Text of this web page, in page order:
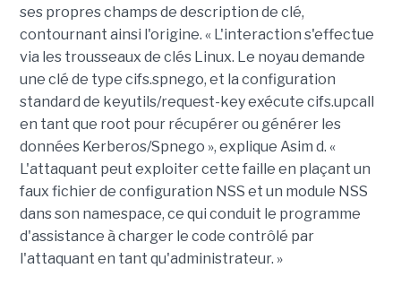
ses propres champs de description de clé,
contournant ainsi l'origine. « L'interaction s'effectue
via les trousseaux de clés Linux. Le noyau demande
une clé de type cifs.spnego, et la configuration
standard de keyutils/request-key exécute cifs.upcall
en tant que root pour récupérer ou générer les
données Kerberos/Spnego », explique Asim d. «
L'attaquant peut exploiter cette faille en plaçant un
faux fichier de configuration NSS et un module NSS
dans son namespace, ce qui conduit le programme
d'assistance à charger le code contrôlé par
l'attaquant en tant qu'administrateur. »